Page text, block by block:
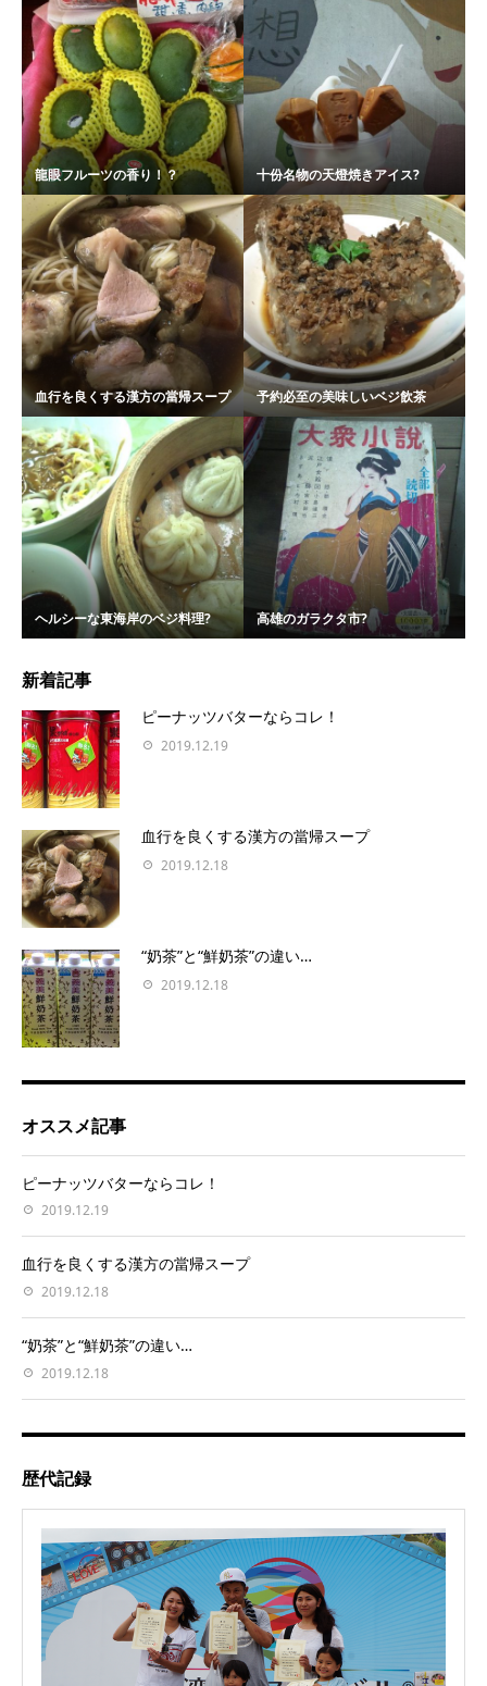
龍眼フルーツの香り！？ 十份名物の天燈焼きアイス?
血行を良くする漢方の當帰スープ 予約必至の美味しいベジ飲茶
ヘルシーな東海岸のベジ料理? 高雄のガラクタ市?
新着記事
ピーナッツバターならコレ！
2019.12.19
血行を良くする漢方の當帰スープ
2019.12.18
“奶茶”と“鮮奶茶”の違い…
2019.12.18
オススメ記事
ピーナッツバターならコレ！
2019.12.19
血行を良くする漢方の當帰スープ
2019.12.18
“奶茶”と“鮮奶茶”の違い…
2019.12.18
歴代記録